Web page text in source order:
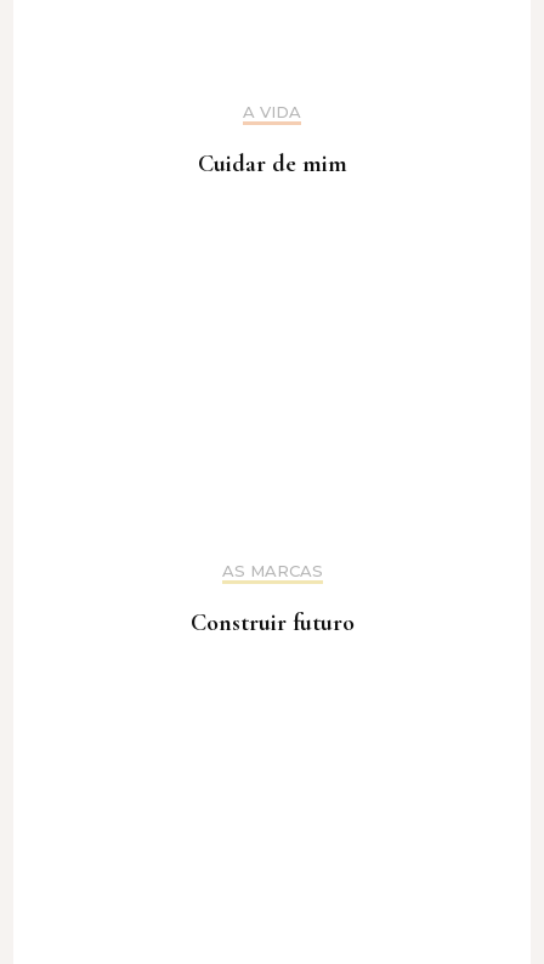
A VIDA
Cuidar de mim
AS MARCAS
Construir futuro